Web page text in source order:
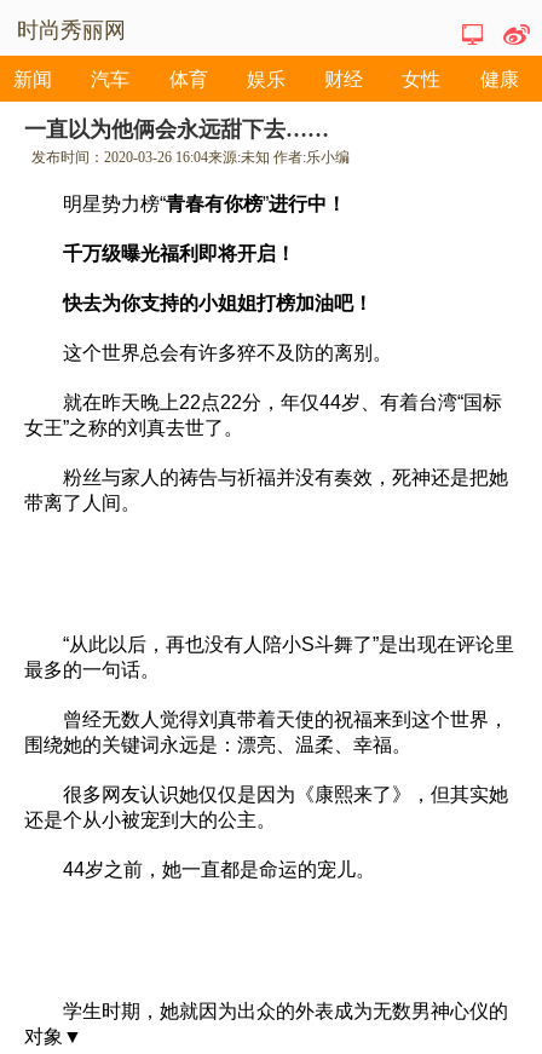
时尚秀丽网
新闻 汽车 体育 娱乐 财经 女性 健康
一直以为他俩会永远甜下去……
发布时间：2020-03-26 16:04来源:未知作者:乐小编
明星势力榜“青春有你榜”进行中！
千万级曝光福利即将开启！
快去为你支持的小姐姐打榜加油吧！
这个世界总会有许多猝不及防的离别。
就在昨天晚上22点22分，年仅44岁、有着台湾“国标
女王”之称的刘真去世了。
粉丝与家人的祷告与祈福并没有奏效，死神还是把她
带离了人间。
“从此以后，再也没有人陪小S斗舞了”是出现在评论里
最多的一句话。
曾经无数人觉得刘真带着天使的祝福来到这个世界，
围绕她的关键词永远是：漂亮、温柔、幸福。
很多网友认识她仅仅是因为《康熙来了》，但其实她
还是个从小被宠到大的公主。
44岁之前，她一直都是命运的宠儿。
学生时期，她就因为出众的外表成为无数男神心仪的
对象▼